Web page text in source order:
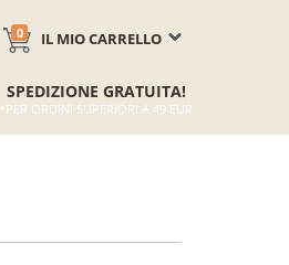
IL MIO CARRELLO
0
SPEDIZIONE GRATUITA!
*PER ORDINI SUPERIORI A 49 EUR